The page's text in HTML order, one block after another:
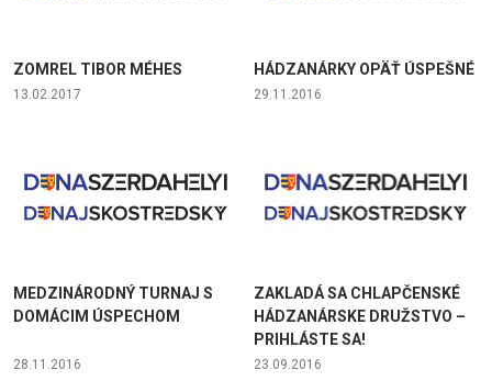
ZOMREL TIBOR MÉHES
13.02.2017
HÁDZANÁRKY OPÄŤ ÚSPEŠNÉ
29.11.2016
MEDZINÁRODNÝ TURNAJ S
DOMÁCIM ÚSPECHOM
28.11.2016
ZAKLADÁ SA CHLAPČENSKÉ
HÁDZANÁRSKE DRUŽSTVO –
PRIHLÁSTE SA!
23.09.2016